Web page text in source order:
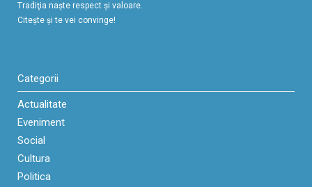
Tradiţia naşte respect şi valoare.
Citeşte şi te vei convinge!
Categorii
Actualitate
Eveniment
Social
Cultura
Politica